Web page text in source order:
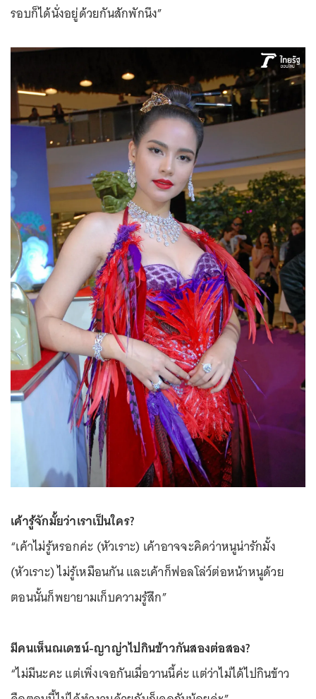
รอบก็ได้นั่งอยู่ด้วยกันสักพักนึง”
เค้ารู้จักมั้ยว่าเราเป็นใคร?
“เค้าไม่รู้หรอกค่ะ (หัวเราะ) เค้าอาจจะคิดว่าหนูน่ารักมั้ง
(หัวเราะ) ไม่รู้เหมือนกัน และเค้าก็ฟอลโล่ว์ต่อหน้าหนูด้วย
ตอนนั้นก็พยายามเก็บความรู้สึก”
มีคนเห็นณเดชน์-ญาญ่าไปกินข้าวกันสองต่อสอง?
“ไม่มีนะคะ แต่เพิ่งเจอกันเมื่อวานนี้ค่ะ แต่ว่าไม่ได้ไปกินข้าว